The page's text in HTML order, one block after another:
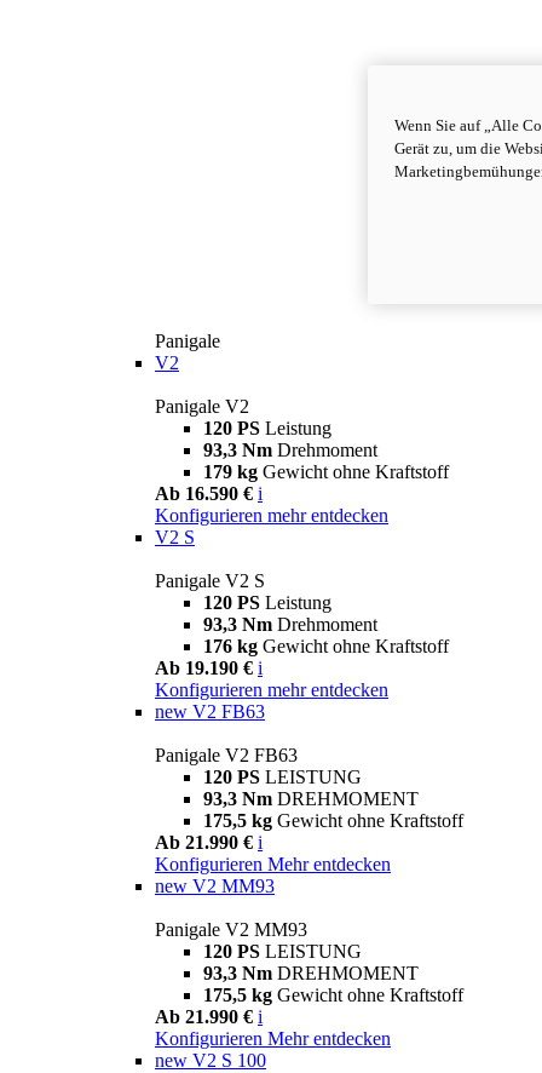
Panigale
V2
Panigale V2
120 PS Leistung
93,3 Nm Drehmoment
179 kg Gewicht ohne Kraftstoff
Ab 16.590 € i
Konfigurieren mehr entdecken
V2 S
Panigale V2 S
120 PS Leistung
93,3 Nm Drehmoment
176 kg Gewicht ohne Kraftstoff
Ab 19.190 € i
Konfigurieren mehr entdecken
new V2 FB63
Panigale V2 FB63
120 PS LEISTUNG
93,3 Nm DREHMOMENT
175,5 kg Gewicht ohne Kraftstoff
Ab 21.990 € i
Konfigurieren Mehr entdecken
new V2 MM93
Panigale V2 MM93
120 PS LEISTUNG
93,3 Nm DREHMOMENT
175,5 kg Gewicht ohne Kraftstoff
Ab 21.990 € i
Konfigurieren Mehr entdecken
new V2 S 100
Wenn Sie auf „Alle
Gerät zu, um die